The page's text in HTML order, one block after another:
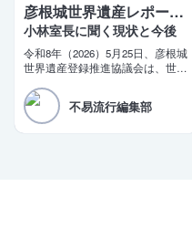
彦根城世界遺産レポート 5
小林室長に聞く現状と今後
令和8年（2026）5月25日、彦根城
世界遺産登録推進協議会は、世界
文化庁に提出した。三日月大造滋
賀県知事と田島一成彦根市長が同
日コメントを発表。「令和10年の
不易流行編集部